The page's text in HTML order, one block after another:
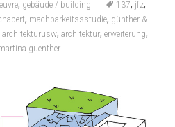
, gebäude / building 137, jfz,
, machbarkeitssstudie, günther &
architekturusw, architektur, erweiterung,
guenther